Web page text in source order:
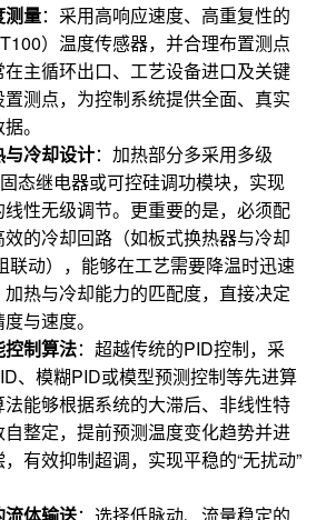
测量：采用高响应速度、高重复性的
）温度传感器，并合理布置测点
主循环出口、工艺设备进口及关键
测点，为控制系统提供全面、真实
。
冷却设计：加热部分多采用多级
态继电器或可控硅调功模块，实现
性无级调节。更重要的是，必须配
的冷却回路（如板式换热器与冷却
联动），能够在工艺需要降温时迅速
热与冷却能力的匹配度，直接决定
与速度。
控制算法：超越传统的PID控制，采
、模糊PID或模型预测控制等先进算
能够根据系统的大滞后、非线性特
整定，提前预测温度变化趋势并进
有效抑制超调，实现平稳的“无扰动”
体输送：选择低脉动、流量稳定的